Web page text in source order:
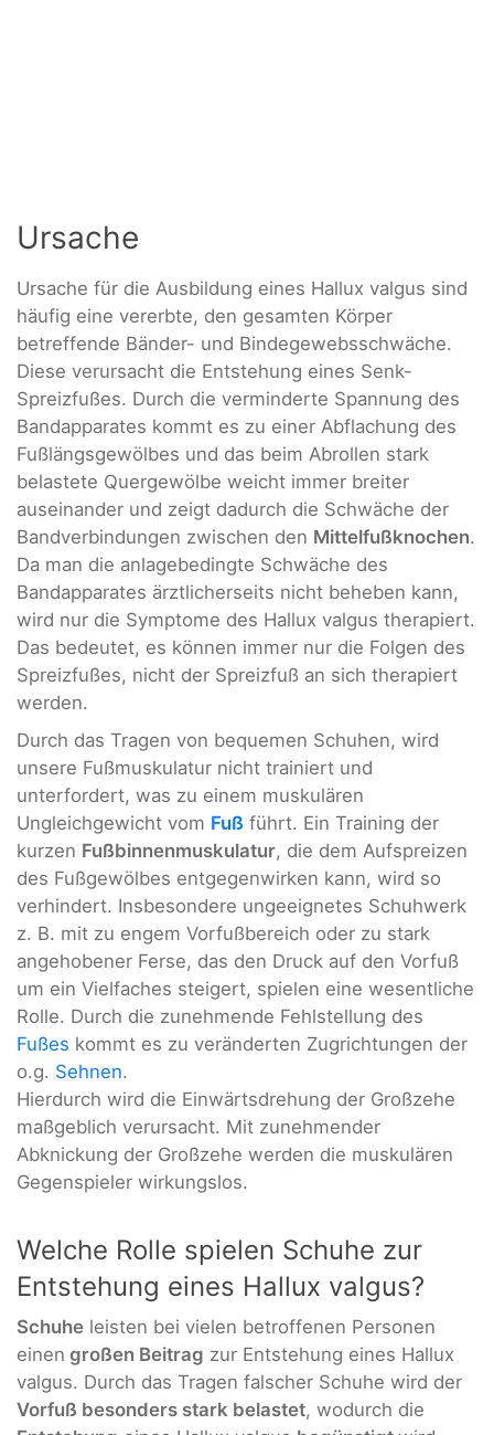
Ursache
Ursache für die Ausbildung eines Hallux valgus sind
häufig eine vererbte, den gesamten Körper
betreffende Bänder- und Bindegewebsschwäche.
Diese verursacht die Entstehung eines Senk-
Spreizfußes. Durch die verminderte Spannung des
Bandapparates kommt es zu einer Abflachung des
Fußlängsgewölbes und das beim Abrollen stark
belastete Quergewölbe weicht immer breiter
auseinander und zeigt dadurch die Schwäche der
Bandverbindungen zwischen den Mittelfußknochen.
Da man die anlagebedingte Schwäche des
Bandapparates ärztlicherseits nicht beheben kann,
wird nur die Symptome des Hallux valgus therapiert.
Das bedeutet, es können immer nur die Folgen des
Spreizfußes, nicht der Spreizfuß an sich therapiert
werden.
Durch das Tragen von bequemen Schuhen, wird
unsere Fußmuskulatur nicht trainiert und
unterfordert, was zu einem muskulären
Ungleichgewicht vom Fuß führt. Ein Training der
kurzen Fußbinnenmuskulatur, die dem Aufspreizen
des Fußgewölbes entgegenwirken kann, wird so
verhindert. Insbesondere ungeeignetes Schuhwerk
z. B. mit zu engem Vorfußbereich oder zu stark
angehobener Ferse, das den Druck auf den Vorfuß
um ein Vielfaches steigert, spielen eine wesentliche
Rolle. Durch die zunehmende Fehlstellung des
Fußes kommt es zu veränderten Zugrichtungen der
o.g. Sehnen.
Hierdurch wird die Einwärtsdrehung der Großzehe
maßgeblich verursacht. Mit zunehmender
Abknickung der Großzehe werden die muskulären
Gegenspieler wirkungslos.
Welche Rolle spielen Schuhe zur
Entstehung eines Hallux valgus?
Schuhe leisten bei vielen betroffenen Personen
einen großen Beitrag zur Entstehung eines Hallux
valgus. Durch das Tragen falscher Schuhe wird der
Vorfuß besonders stark belastet, wodurch die